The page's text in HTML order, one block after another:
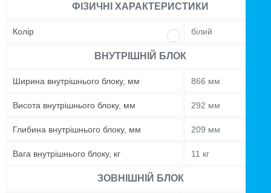
ФІЗИЧНІ ХАРАКТЕРИСТИКИ
Колір білий
ВНУТРІШНІЙ БЛОК
Ширина внутрішнього блоку, мм 866 мм
Висота внутрішнього блоку, мм 292 мм
Глибина внутрішнього блоку, мм 209 мм
Вага внутрішнього блоку, кг 11 кг
ЗОВНІШНІЙ БЛОК